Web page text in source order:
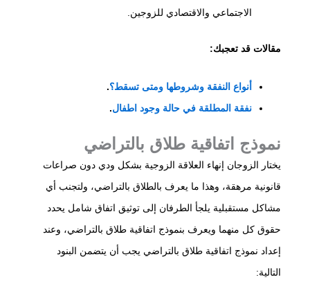
الاجتماعي والاقتصادي للزوجين.
مقالات قد تعجبك:
أنواع النفقة وشروطها ومتى تسقط؟.
نفقة المطلقة في حالة وجود اطفال.
نموذج اتفاقية طلاق بالتراضي
يختار الزوجان إنهاء العلاقة الزوجية بشكل ودي دون صراعات
قانونية مرهقة، وهذا ما يعرف بالطلاق بالتراضي، ولتجنب أي
مشاكل مستقبلية يلجأ الطرفان إلى توثيق اتفاق شامل يحدد
حقوق كل منهما ويعرف بنموذج اتفاقية طلاق بالتراضي، وعند
إعداد نموذج اتفاقية طلاق بالتراضي يجب أن يتضمن البنود
التالية: